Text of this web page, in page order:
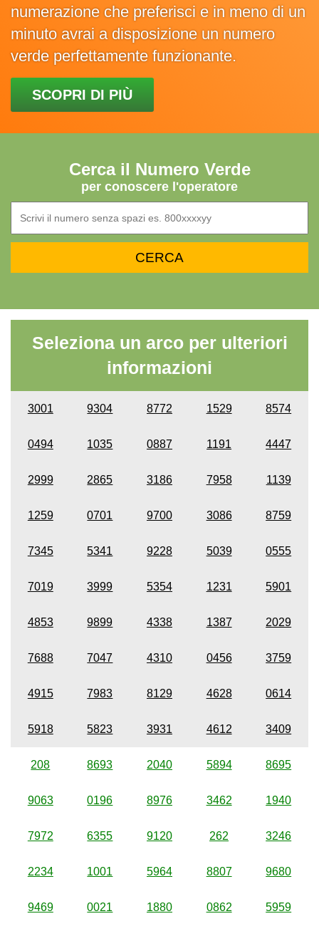
numerazione che preferisci e in meno di un
minuto avrai a disposizione un numero
verde perfettamente funzionante.
SCOPRI DI PIÙ
Cerca il Numero Verde
per conoscere l'operatore
Seleziona un arco per ulteriori
informazioni
3001 9304 8772 1529 8574
0494 1035 0887 1191 4447
2999 2865 3186 7958 1139
1259 0701 9700 3086 8759
7345 5341 9228 5039 0555
7019 3999 5354 1231 5901
4853 9899 4338 1387 2029
7688 7047 4310 0456 3759
4915 7983 8129 4628 0614
5918 5823 3931 4612 3409
208 8693 2040 5894 8695
9063 0196 8976 3462 1940
7972 6355 9120 262 3246
2234 1001 5964 8807 9680
9469 0021 1880 0862 5959